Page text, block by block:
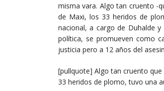
misma vara. Algo tan cruento -
de Maxi, los 33 heridos de
nacional, a cargo de Duhalde
política, se promueven como
justicia pero a 12 años del
[pullquote] Algo tan cruento
33 heridos de plomo, tuvo una